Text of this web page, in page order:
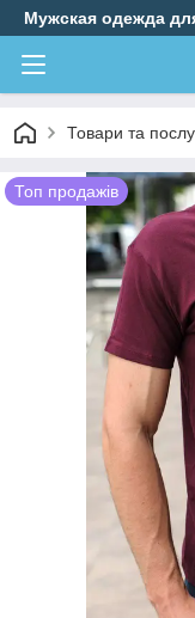
Мужская одежда
Товари та
Топ продажів